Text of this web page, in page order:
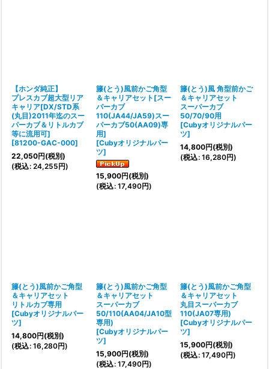
【ホンダ純正】
プレスカブ超大型リア
キャリア[DX/STD系
(丸目)2011年迄のスー
パーカブ＆リトルカブ
等に流用可]
[81200-GAC-000]
22,050円(税別)
(税込: 24,255円)
籐(とう)風前かご角型
＆キャリアセット[スー
パーカブ
110(JA44/JA59)スー
パーカブ50(AA09)専
用]
[Cubyオリジナルパー
ツ]
15,900円(税別)
(税込: 17,490円)
籐(とう)風 角型前かご
＆キャリアセット
スーパーカブ
50/70/90用
[Cubyオリジナルパー
ツ]
14,800円(税別)
(税込: 16,280円)
籐(とう)風前かご角型
＆キャリアセット
リトルカブ専用
[Cubyオリジナルパー
ツ]
14,800円(税別)
(税込: 16,280円)
籐(とう)風前かご角型
＆キャリアセット
スーパーカブ
50/110(AA04/JA10型
専用)
[Cubyオリジナルパー
ツ]
15,900円(税別)
(税込: 17,490円)
籐(とう)風前かご角型
＆キャリアセット
丸目スーパーカブ
110(JA07専用)
[Cubyオリジナルパー
ツ]
15,900円(税別)
(税込: 17,490円)